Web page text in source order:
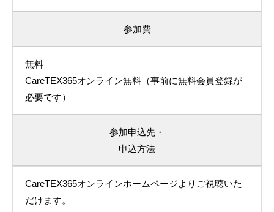
参加費
無料
CareTEX365オンライン無料（事前に無料会員登録が
必要です）
参加申込先・
申込方法
CareTEX365オンラインホームページよりご視聴いた
だけます。